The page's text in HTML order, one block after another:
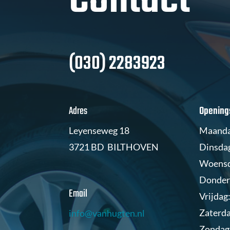
(030) 2283923
Adres
Leyenseweg 18
3721 BD BILTHOVEN
Email
info@vanhugten.nl